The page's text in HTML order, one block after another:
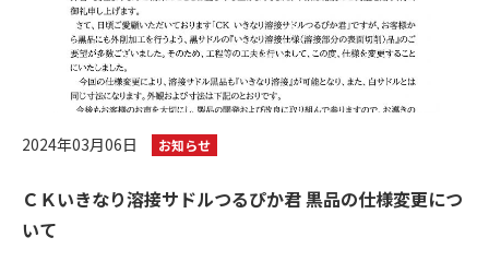
2024年03月06日 お知らせ
ＣＫいきなり溶接サドルつるぴか君 黒品の仕様変更につ
いて